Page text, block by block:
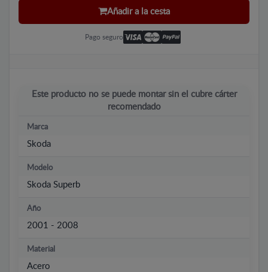
Añadir a la cesta
Pago seguro
Este producto no se puede montar sin el cubre cárter
recomendado
Marca
Skoda
Modelo
Skoda Superb
Año
2001 - 2008
Material
Acero